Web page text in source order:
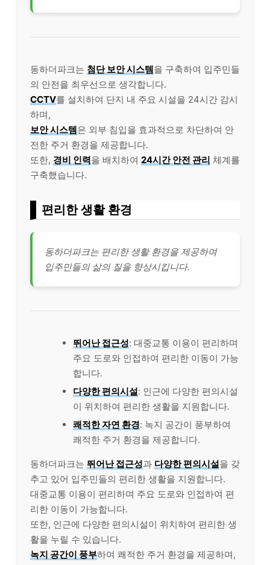
동하더파크는 첨단 보안 시스템을 구축하여 입주민들
의 안전을 최우선으로 생각합니다.
CCTV를 설치하여 단지 내 주요 시설을 24시간 감시
하며,
보안 시스템은 외부 침입을 효과적으로 차단하여 안
전한 주거 환경을 제공합니다.
또한, 경비 인력을 배치하여 24시간 안전 관리 체계를
구축했습니다.
편리한 생활 환경
동하더파크는 편리한 생활 환경을 제공하여
입주민들의 삶의 질을 향상시킵니다.
뛰어난 접근성: 대중교통 이용이 편리하며
주요 도로와 인접하여 편리한 이동이 가능
합니다.
다양한 편의시설: 인근에 다양한 편의시설
이 위치하여 편리한 생활을 지원합니다.
쾌적한 자연 환경: 녹지 공간이 풍부하여
쾌적한 주거 환경을 제공합니다.
동하더파크는 뛰어난 접근성과 다양한 편의시설을 갖
추고 있어 입주민들의 편리한 생활을 지원합니다.
대중교통 이용이 편리하며 주요 도로와 인접하여 편
리한 이동이 가능합니다.
또한, 인근에 다양한 편의시설이 위치하여 편리한 생
활을 누릴 수 있습니다.
녹지 공간이 풍부하여 쾌적한 주거 환경을 제공하며,